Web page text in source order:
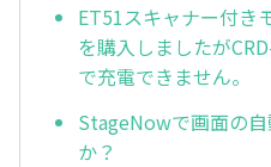
ET51スキャナー付き
を購入しましたが
で充電できません。
StageNowで画面の
か？